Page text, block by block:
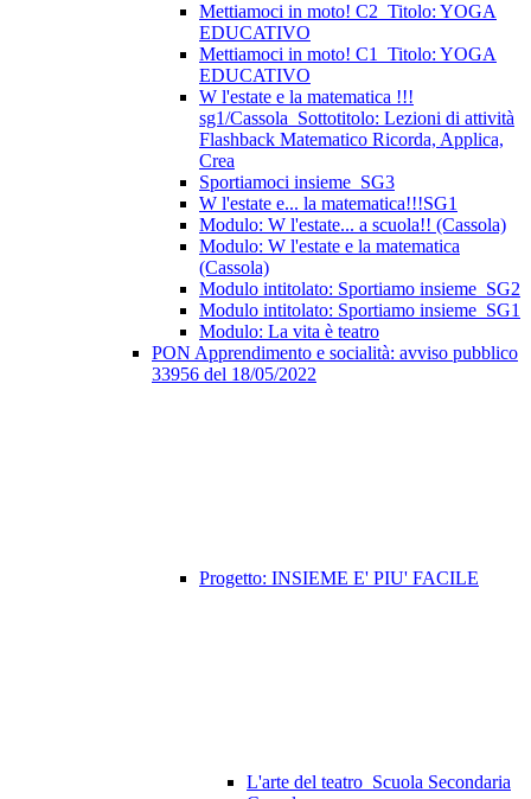
Mettiamoci in moto! C2_Titolo: YOGA
EDUCATIVO
Mettiamoci in moto! C1_Titolo: YOGA
EDUCATIVO
W l'estate e la matematica !!!
sg1/Cassola_Sottotitolo: Lezioni di attività
Flashback Matematico Ricorda, Applica,
Crea
Sportiamoci insieme_SG3
W l'estate e... la matematica!!!SG1
Modulo: W l'estate... a scuola!! (Cassola)
Modulo: W l'estate e la matematica
(Cassola)
Modulo intitolato: Sportiamo insieme_SG2
Modulo intitolato: Sportiamo insieme_SG1
Modulo: La vita è teatro
PON Apprendimento e socialità: avviso pubblico
33956 del 18/05/2022
Progetto: INSIEME E' PIU' FACILE
L'arte del teatro_Scuola Secondaria